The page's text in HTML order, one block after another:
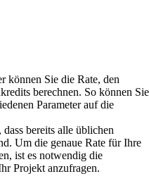
können Sie die Rate, den
berechnen. So können Sie
Parameter auf die
bereits alle üblichen
Um die genaue Rate für Ihre
ist es notwendig die
Projekt anzufragen.